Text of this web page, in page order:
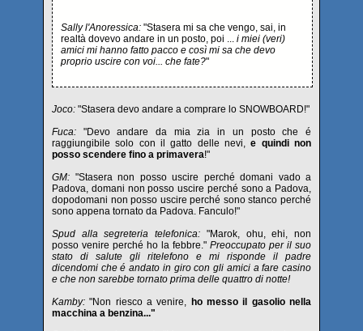
Sally l'Anoressica: "Stasera mi sa che vengo, sai, in
realtà dovevo andare in un posto, poi ... i miei (veri)
amici mi hanno fatto pacco e così mi sa che devo
proprio uscire con voi... che fate?"
Joco: "Stasera devo andare a comprare lo SNOWBOARD!"
Fuca: "Devo andare da mia zia in un posto che é
raggiungibile solo con il gatto delle nevi,e quindi non
posso scendere fino a primavera!"
GM: "Stasera non posso uscire perché domani vado a
Padova, domani non posso uscire perché sono a Padova,
dopodomani non posso uscire perché sono stanco perché
sono appena tornato da Padova. Fanculo!"
Spud alla segreteria telefonica: "Marok, ohu, ehi, non
posso venire perché ho la febbre." Preoccupato per il suo
stato di salute gli ritelefono e mi risponde il padre
dicendomi che é andato in giro con gli amici a fare casino
e che non sarebbe tornato prima delle quattro di notte!
Kamby: "Non riesco a venire, ho messo il gasolio nella
macchina a benzina..."